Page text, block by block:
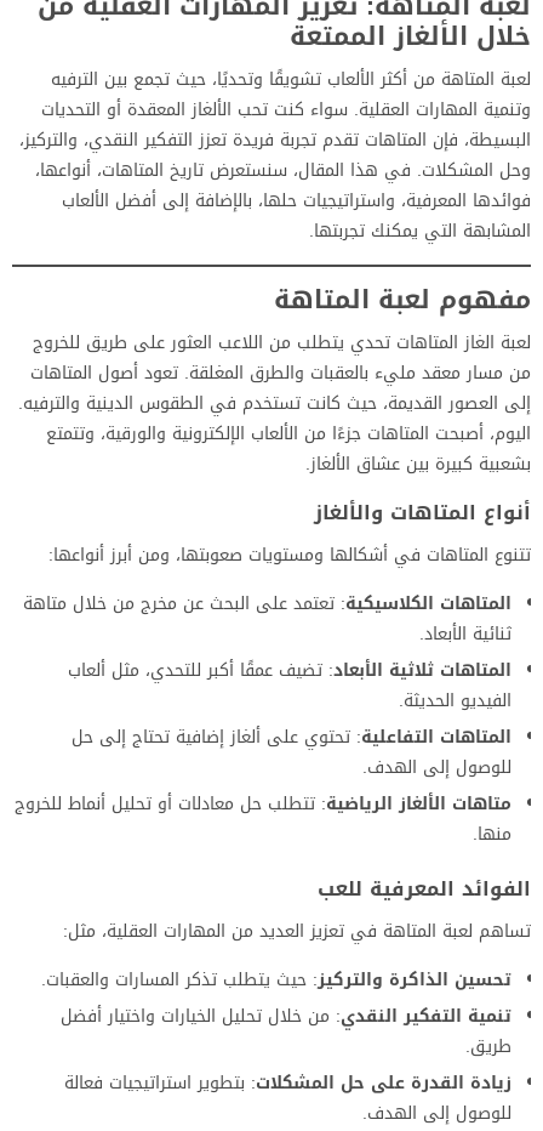
خلال الألغاز الممتعة
لعبة المتاهة من أكثر الألعاب تشويقًا وتحديًا، حيث تجمع بين الترفيه
وتنمية المهارات العقلية. سواء كنت تحب الألغاز المعقدة أو التحديات
البسيطة، فإن المتاهات تقدم تجربة فريدة تعزز التفكير النقدي، والتركيز،
وحل المشكلات. في هذا المقال، سنستعرض تاريخ المتاهات، أنواعها،
فوائدها المعرفية، واستراتيجيات حلها، بالإضافة إلى أفضل الألعاب
المشابهة التي يمكنك تجربتها.
مفهوم لعبة المتاهة
لعبة الغاز المتاهات تحدي يتطلب من اللاعب العثور على طريق للخروج
من مسار معقد مليء بالعقبات والطرق المغلقة. تعود أصول المتاهات
إلى العصور القديمة، حيث كانت تستخدم في الطقوس الدينية والترفيه.
اليوم، أصبحت المتاهات جزءًا من الألعاب الإلكترونية والورقية، وتتمتع
بشعبية كبيرة بين عشاق الألغاز.
أنواع المتاهات والألغاز
تتنوع المتاهات في أشكالها ومستويات صعوبتها، ومن أبرز أنواعها:
المتاهات الكلاسيكية: تعتمد على البحث عن مخرج من خلال متاهة
ثنائية الأبعاد.
المتاهات ثلاثية الأبعاد: تضيف عمقًا أكبر للتحدي، مثل ألعاب
الفيديو الحديثة.
المتاهات التفاعلية: تحتوي على ألغاز إضافية تحتاج إلى حل
للوصول إلى الهدف.
متاهات الألغاز الرياضية: تتطلب حل معادلات أو تحليل أنماط للخروج
منها.
الفوائد المعرفية للعب
تساهم لعبة المتاهة في تعزيز العديد من المهارات العقلية، مثل:
تحسين الذاكرة والتركيز: حيث يتطلب تذكر المسارات والعقبات.
تنمية التفكير النقدي: من خلال تحليل الخيارات واختيار أفضل
طريق.
زيادة القدرة على حل المشكلات: بتطوير استراتيجيات فعالة
للوصول إلى الهدف.